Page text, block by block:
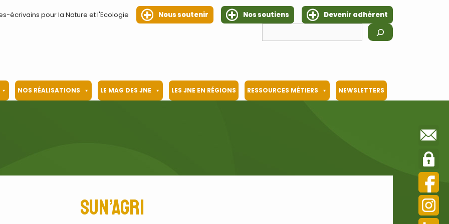
écrivains pour la Nature et l'Ecologie Nous soutenir Nos soutiens
Devenir adhérent
NOS RÉALISATIONS LE MAG DES JNE LES JNE EN RÉGIONS RESSOURCES MÉTIERS NEWSLETTERS
Sun’agri